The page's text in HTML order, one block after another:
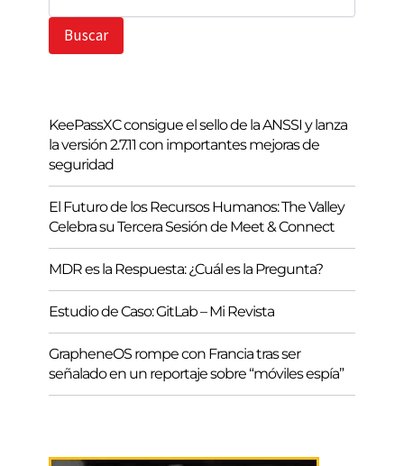
s
Buscar
KeePassXC consigue el sello de la ANSSI y lanza
la versión 2.7.11 con importantes mejoras de
seguridad
El Futuro de los Recursos Humanos: The Valley
Celebra su Tercera Sesión de Meet & Connect
MDR es la Respuesta: ¿Cuál es la Pregunta?
Estudio de Caso: GitLab – Mi Revista
GrapheneOS rompe con Francia tras ser
señalado en un reportaje sobre “móviles espía”